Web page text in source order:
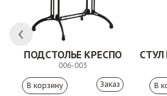
ПОДСТОЛЬЕ КРЕСПО
006-003
Заказ